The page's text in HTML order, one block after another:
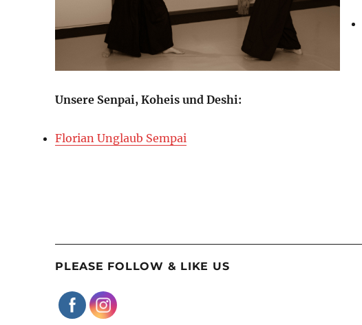
Unsere Senpai, Koheis und Deshi:
Florian Unglaub Sempai
PLEASE FOLLOW & LIKE US